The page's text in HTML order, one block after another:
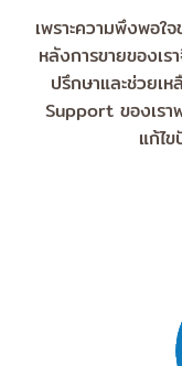
เพราะความพึงพอใ
หลังการขายของเร
ปรึกษาและช่วยเ
Support ของเร
แก้ไ